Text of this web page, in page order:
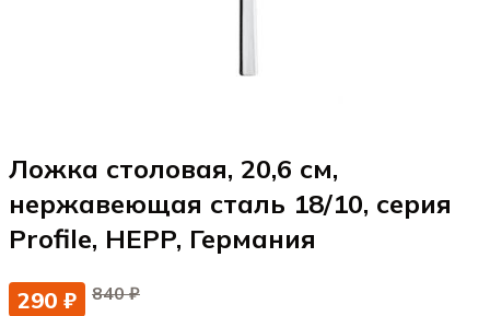
Ложка столовая, 20,6 см,
нержавеющая сталь 18/10, серия
Profile, HEPP, Германия
290 ₽ 840 ₽